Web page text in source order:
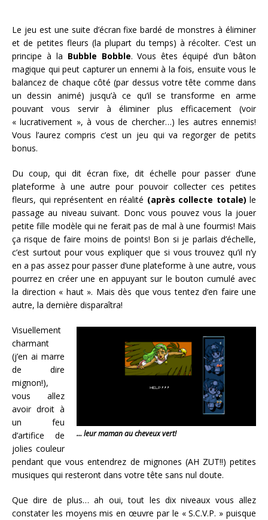
Le jeu est une suite d’écran fixe bardé de monstres à éliminer
et de petites fleurs (la plupart du temps) à récolter. C’est un
principe à la Bubble Bobble. Vous êtes équipé d’un bâton
magique qui peut capturer un ennemi à la fois, ensuite vous le
balancez de chaque côté (par dessus votre tête comme dans
un dessin animé) jusqu’à ce qu’il se transforme en arme
pouvant vous servir à éliminer plus efficacement (voir
« lucrativement », à vous de chercher…) les autres ennemis!
Vous l’aurez compris c’est un jeu qui va regorger de petits
bonus.
Du coup, qui dit écran fixe, dit échelle pour passer d’une
plateforme à une autre pour pouvoir collecter ces petites
fleurs, qui représentent en réalité (après collecte totale) le
passage au niveau suivant. Donc vous pouvez vous la jouer
petite fille modèle qui ne ferait pas de mal à une fourmis! Mais
ça risque de faire moins de points! Bon si je parlais d’échelle,
c’est surtout pour vous expliquer que si vous trouvez qu’il n’y
en a pas assez pour passer d’une plateforme à une autre, vous
pourrez en créer une en appuyant sur le bouton cumulé avec
la direction « haut ». Mais dès que vous tentez d’en faire une
autre, la dernière disparaîtra!
… leur maman au cheveux vert!
Visuellement
charmant
(j’en ai marre
de dire
mignon!),
vous allez
avoir droit à
un feu
d’artifice de
jolies couleur
pendant que vous entendrez de mignones (AH ZUT!!) petites
musiques qui resteront dans votre tête sans nul doute.
Que dire de plus… ah oui, tout les dix niveaux vous allez
constater les moyens mis en œuvre par le « S.C.V.P. » puisque